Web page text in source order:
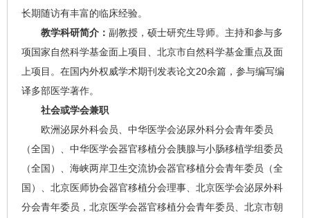
长期随访有丰富的临床经验。
教学科研简介： 副教授，硕士研究生导师。主持和参与多
项国家自然科学基金面上项目、北京市自然科学基金重点及面
上项目。在国内外权威学术期刊发表论文20余篇，参与编写编
译多部医学著作。
社会或学会兼职
欧洲泌尿外科会员、中华医学会泌尿外科分会青年委员
（全国）、中华医学会器官移植分会胰腺与小肠移植学组委员
（全国）、海峡两岸卫生交流协会器官移植分会青年委员（全
国）、北京医师协会器官移植分会理事、北京医学会泌尿外科
分会青年委员，北京医学会器官移植分会青年委员、北京市朝